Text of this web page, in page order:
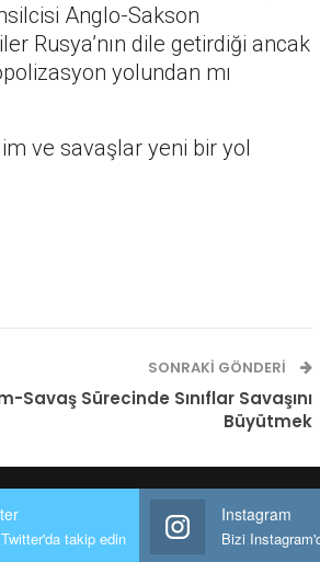
Anglo-Sakson
Rusya’nın dile getirdiği ancak
yolundan mı
ve savaşlar yeni bir yol
SONRAKI GÖNDERI
Savaş Sürecinde Sınıflar Savaşını
Büyütmek
takip edin
Instagram